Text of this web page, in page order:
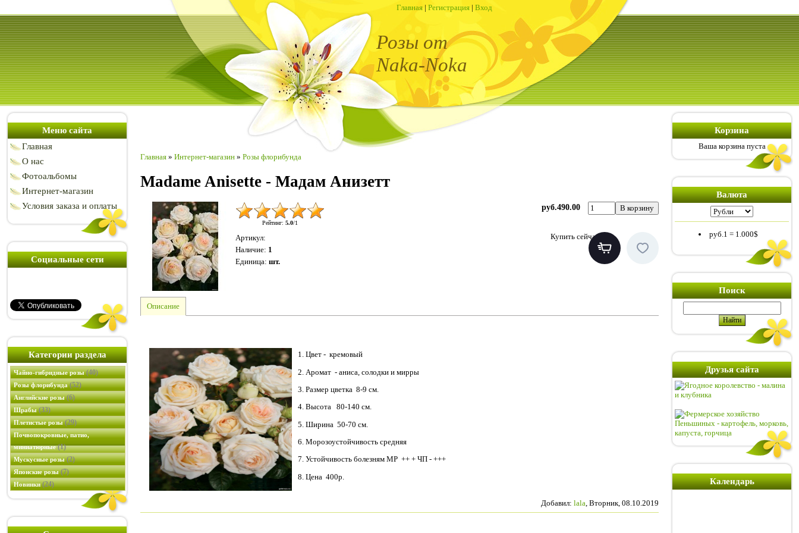
Главная | Регистрация | Вход
Розы от
Naka-Noka
Меню сайта
Главная
О нас
Фотоальбомы
Интернет-магазин
Условия заказа и оплаты
Социальные сети
Категории раздела
Чайно-гибридные розы(40)
Розы флорибунда(52)
Английские розы(6)
Шрабы(33)
Плетистые розы(29)
Почвопокровные, патио,
миниатюрные(1)
Мускусные розы(2)
Японские розы(7)
Новинки(24)
Главная » Интернет-магазин » Розы флорибунда
Madame Anisette - Мадам Анизетт
Рейтинг: 5.0/1
руб.490.00
Артикул:
Наличие: 1
Единица: шт.
Купить сейчас
Описание
1. Цвет - кремовый
2. Аромат - аниса, солодки и мирры
3. Размер цветка 8-9 см.
4. Высота 80-140 см.
5. Ширина 50-70 см.
6. Морозоустойчивость средняя
7. Устойчивость болезням МР ++ + ЧП - +++
8. Цена 400р.
Добавил: lala, Вторник, 08.10.2019
Корзина
Ваша корзина пуста
Валюта
руб.1 = 1.000$
Поиск
Друзья сайта
Календарь